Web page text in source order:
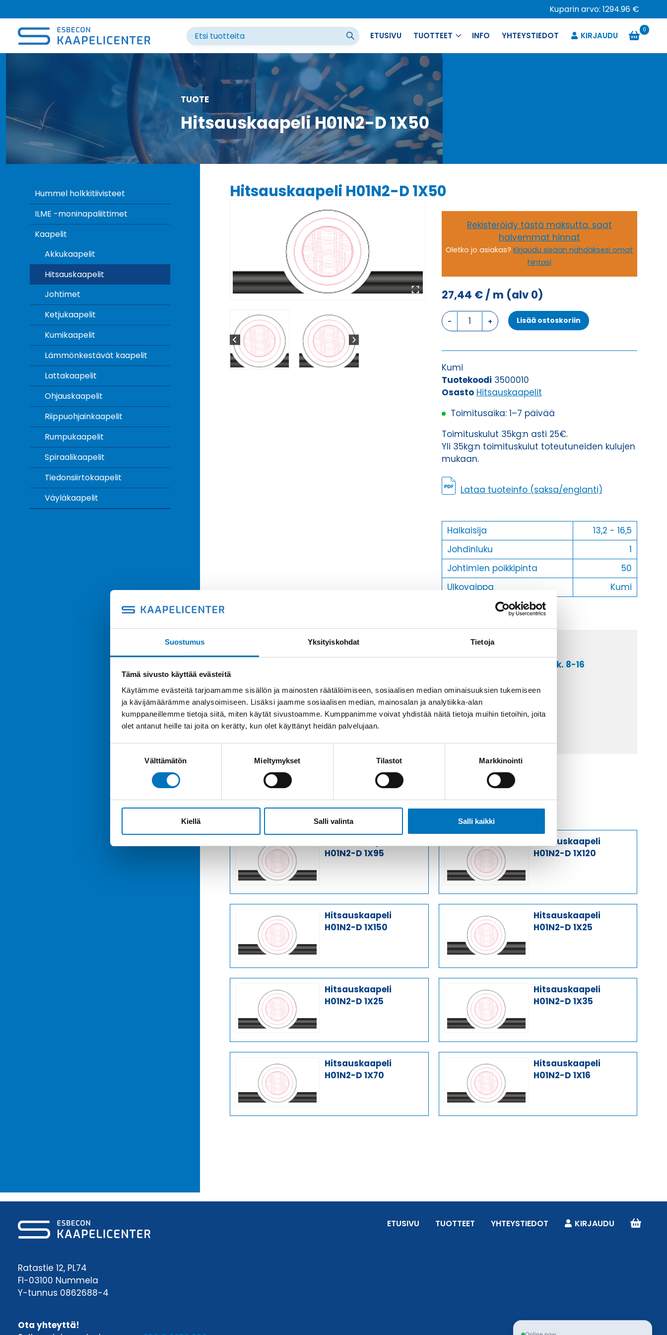
Suostumus Yksityiskohdat Tietoja
Tämä sivusto käyttää evästeitä
Käytämme evästeitä tarjoamamme sisällön ja mainosten räätälöimiseen, sosiaalisen median ominaisuuksien tukemiseen
ja kävijämäärämme analysoimiseen. Lisäksi jaamme sosiaalisen median, mainosalan ja analytiikka-alan
kumppaneillemme tietoja siitä, miten käytät sivustoamme. Kumppanimme voivat yhdistää näitä tietoja muihin tietoihin, joita
olet antanut heille tai joita on kerätty, kun olet käyttänyt heidän palvelujaan.
Välttämätön Mieltymykset Tilastot Markkinointi
Kiellä Salli valinta Salli kaikki
sisältöön
Kuparin arvo: 1294.96 €
ETUSIVU TUOTTEET INFO YHTEYSTIEDOT KIRJAUDU
0
TUOTE
Hitsauskaapeli H01N2-D 1X50
Hummel holkkitiivisteet
ILME -moninapaliittimet
Kaapelit
Akkukaapelit
Hitsauskaapelit
Johtimet
Ketjukaapelit
Kumikaapelit
Lämmönkestävät kaapelit
Lattakaapelit
Ohjauskaapelit
Riippuohjainkaapelit
Rumpukaapelit
Spiraalikaapelit
Tiedonsiirtokaapelit
Väyläkaapelit
Hitsauskaapeli H01N2-D 1X50
Rekisteröidy tästä maksutta, saat
halvemmat hinnat
Oletko jo asiakas?Kirjaudu sisään nähdäksesi omat
hintasi
27,44 €/ m (alv 0)
Hitsauskaapeli
H01N2-
1X50
määrä
Lisää ostoskoriin
Kumi
Tuotekoodi 3500010
Osasto Hitsauskaapelit
Toimitusaika: 1–7 päivää
Toimituskulut 35kg:n asti 25€.
Yli 35kg:n toimituskulut toteutuneiden kulujen
mukaan.
Lataa tuoteinfo (saksa/englanti)
Halkaisija
13,2 - 16,5
Johdinluku
1
Johtimien poikkipinta
50
Ulkovaippa
Kumi
Anna meidän
auttaa.
Soita asiakaspalveluumme ark. 8-16
Tai lähetä sähköpostia
myynti@kaapelicenter.fi
H01N2-D 1X95
Hitsauskaapeli
H01N2-D 1X120
Hitsauskaapeli
H01N2-D 1X150
Hitsauskaapeli
H01N2-D 1X25
Hitsauskaapeli
H01N2-D 1X25
Hitsauskaapeli
H01N2-D 1X35
Hitsauskaapeli
H01N2-D 1X70
Hitsauskaapeli
H01N2-D 1X16
Ratastie 12, PL74
FI-03100 Nummela
Y-tunnus 0862688-4
Ota yhteyttä!
ETUSIVU TUOTTEET YHTEYSTIEDOT KIRJAUDU